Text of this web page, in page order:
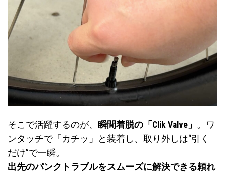
そこで活躍するのが、 瞬間着脱の「Clik Valve」 。ワ
ンタッチで「カチッ」と装着し、取り外しは“引く
だけ”で一瞬。
出先のパンクトラブルをスムーズに解決できる頼れ